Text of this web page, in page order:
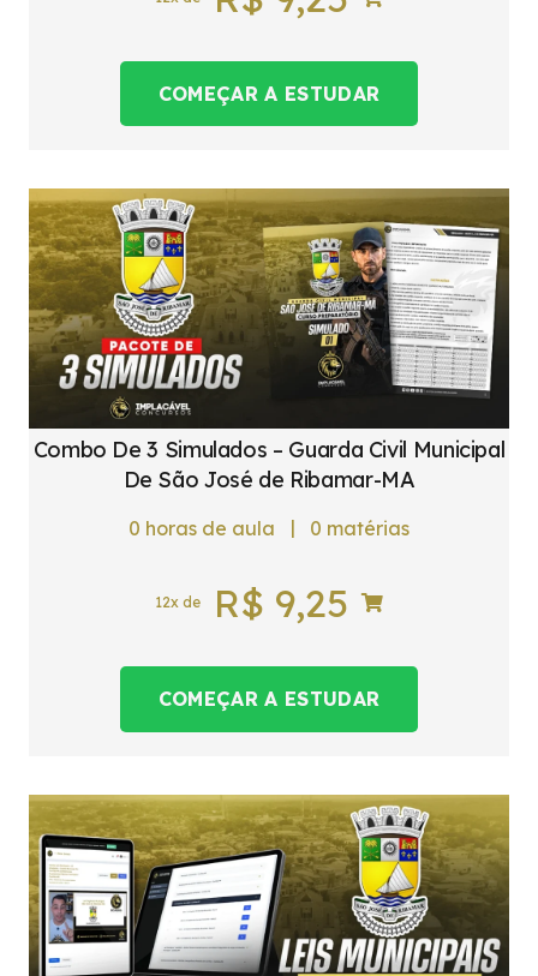
COMEÇAR A ESTUDAR
Combo De 3 Simulados – Guarda Civil Municipal
De São José de Ribamar-MA
0 horas de aula | 0 matérias
12x de R$ 9,25
COMEÇAR A ESTUDAR